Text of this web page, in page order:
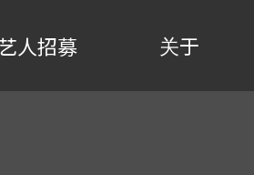
人招募 关于